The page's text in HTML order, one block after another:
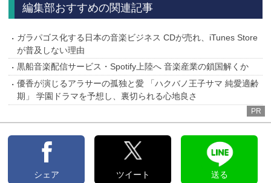
編集部おすすめの関連記事
ガラパゴス化する日本の音楽ビジネス CDが売れ、iTunes Store
が普及しない理由
黒船音楽配信サービス・Spotify上陸へ 音楽産業の鎖国解くか
優香が演じるアラサーの孤独と愛 「ハクバノ王子サマ 純愛適齢
期」 学園ドラマを予想し、裏切られる心地良さ
PR
シェア ツイート 送る